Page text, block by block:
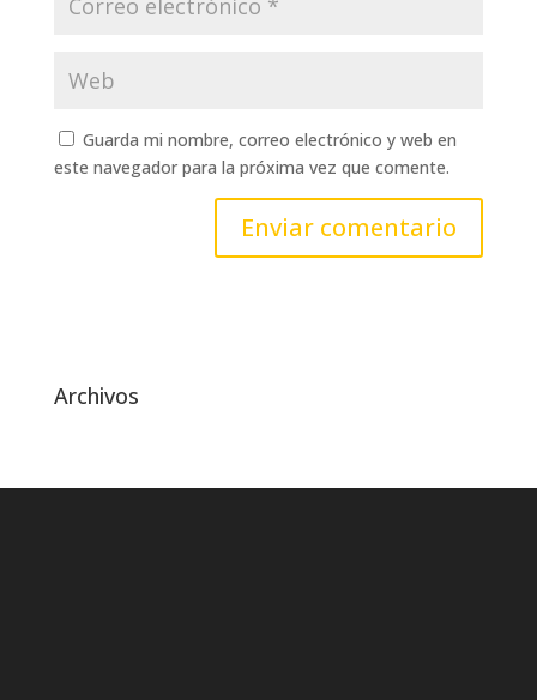
Guarda mi nombre, correo electrónico y web en
este navegador para la próxima vez que comente.
Archivos